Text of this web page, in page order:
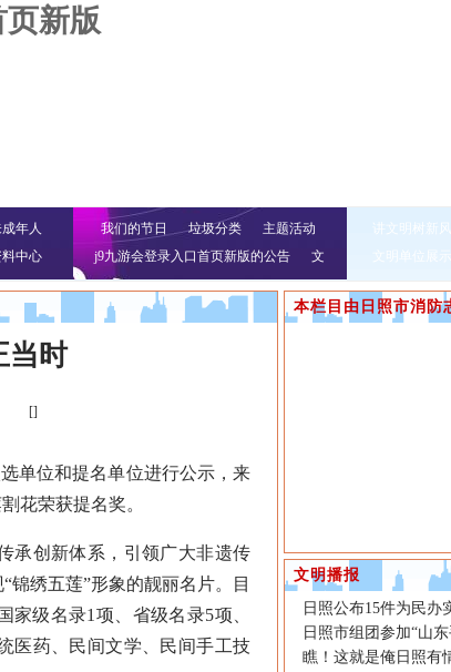
新版
年人
料中心
我们的节日 垃圾分类
主题活动
j9九游会登录入口首页新版的公告
文
明行动
讲文明树新风
文明单位展示
当时
[]
单位和提名单位进行公示，来
花荣获提名奖。
创新体系，引领广大非遗传
锦绣五莲”形象的靓丽名片。目
级名录1项、省级名录5项、
医药、民间文学、民间手工技
本栏目由日照市消防
文明播报
日照公布15件为民办
日照市组团参加“山
瞧！这就是俺日照有